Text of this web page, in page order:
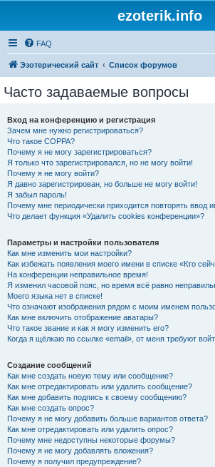
ezoterik.info
FAQ
Эзотерический сайт Список форумов
Часто задаваемые вопросы
Вход на конференцию и регистрация
Зачем мне нужно регистрироваться?
Что такое COPPA?
Почему я не могу зарегистрироваться?
Я только что зарегистрировался, но не могу войти!
Почему я не могу войти?
Я давно зарегистрирован, но больше не могу войти!
Я забыл пароль!
Почему мне периодически приходится повторять ввод
Что делает функция «Удалить cookies конференции»?
Параметры и настройки пользователя
Как мне изменить мои настройки?
Как избежать появления моего имени в списке «Кто
На конференции неправильное время!
Я изменил часовой пояс, но время всё равно
Моего языка нет в списке!
Что означают изображения рядом с моим именем
Как мне включить отображение аватары?
Что такое звание и как я могу изменить его?
Когда я щёлкаю по ссылке «email», от меня требуют
Создание сообщений
Как мне создать новую тему или сообщение?
Как мне отредактировать или удалить сообщение?
Как мне добавить подпись к своему сообщению?
Как мне создать опрос?
Почему я не могу добавить больше вариантов ответа?
Как мне отредактировать или удалить опрос?
Почему мне недоступны некоторые форумы?
Почему я не могу добавлять вложения?
Почему я получил предупреждение?